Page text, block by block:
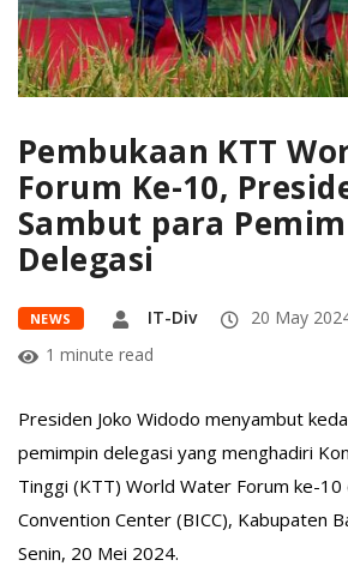
Pembukaan KTT
Forum Ke-10,
Sambut para
Delegasi
NEWS IT-Div 20 May
1 minute read
Presiden Joko Widodo menyambut
pemimpin delegasi yang menghadiri
Tinggi (KTT) World Water Forum ke-10
Convention Center (BICC), Kabupaten
Senin, 20 Mei 2024.